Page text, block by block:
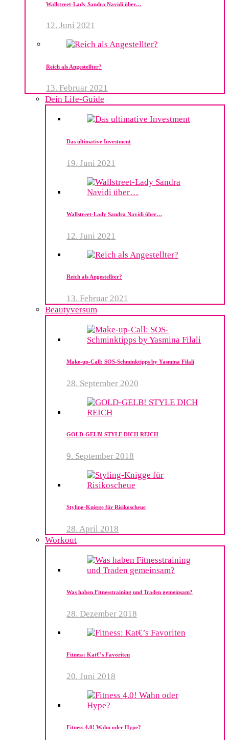
Wallstreet-Lady Sandra Navidi über…
12. Juni 2021
Reich als Angestellter?
13. Februar 2021
Dein Life-Guide
Das ultimative Investment
19. Juni 2021
Wallstreet-Lady Sandra Navidi über…
12. Juni 2021
Reich als Angestellter?
13. Februar 2021
Beautyversum
Make-up-Call: SOS-Schminktipps by Yasmina Filali
28. September 2020
GOLD-GELB! STYLE DICH REICH
9. September 2018
Styling-Knigge für Risikoscheue
28. April 2018
Workout
Was haben Fitnesstraining und Traden gemeinsam?
28. Dezember 2018
Fitness: Kat€’s Favoriten
20. Juni 2018
Fitness 4.0! Wahn oder Hype?